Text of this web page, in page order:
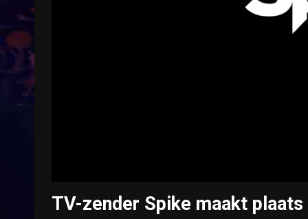
TV-zender Spike maakt